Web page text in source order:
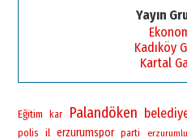
Yayın
Kadıköy
Kartal
Eğitim kar Palandöken
polis il erzurumspor parti